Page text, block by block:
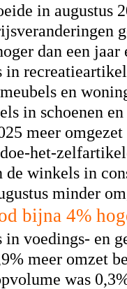
in augustus
dan een jaar
in
en
in schoenen
meer
het-
de winkels in
minder
bijna 4%
voedings- en
% meer omzet
was 0,3